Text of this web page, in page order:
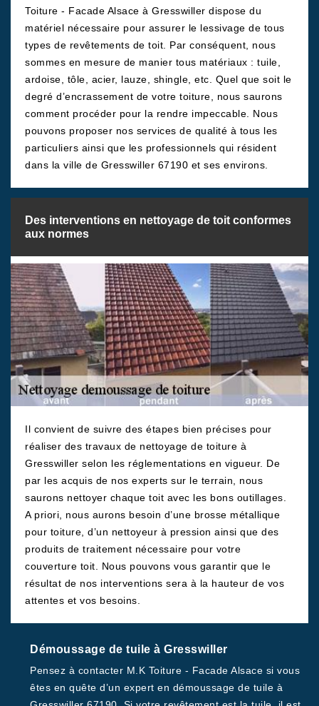
Toiture - Facade Alsace à Gresswiller dispose du
matériel nécessaire pour assurer le lessivage de tous
types de revêtements de toit. Par conséquent, nous
sommes en mesure de manier tous matériaux : tuile,
ardoise, tôle, acier, lauze, shingle, etc. Quel que soit le
degré d’encrassement de votre toiture, nous saurons
comment procéder pour la rendre impeccable. Nous
pouvons proposer nos services de qualité à tous les
particuliers ainsi que les professionnels qui résident
dans la ville de Gresswiller 67190 et ses environs.
Des interventions en nettoyage de toit conformes
aux normes
Il convient de suivre des étapes bien précises pour
réaliser des travaux de nettoyage de toiture à
Gresswiller selon les réglementations en vigueur. De
par les acquis de nos experts sur le terrain, nous
saurons nettoyer chaque toit avec les bons outillages.
A priori, nous aurons besoin d’une brosse métallique
pour toiture, d’un nettoyeur à pression ainsi que des
produits de traitement nécessaire pour votre
couverture toit. Nous pouvons vous garantir que le
résultat de nos interventions sera à la hauteur de vos
attentes et vos besoins.
Démoussage de tuile à Gresswiller
Pensez à contacter M.K Toiture - Facade Alsace si vous
êtes en quête d’un expert en démoussage de tuile à